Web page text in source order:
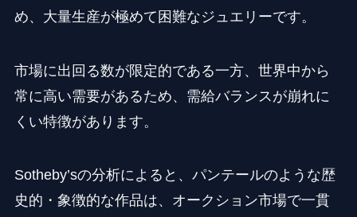
め、大量生産が極めて困難なジュエリーです。
市場に出回る数が限定的である一方、世界中から
常に高い需要があるため、需給バランスが崩れに
くい特徴があります。
Sotheby’sの分析によると、パンテールのような歴
史的・象徴的な作品は、オークション市場で一貫